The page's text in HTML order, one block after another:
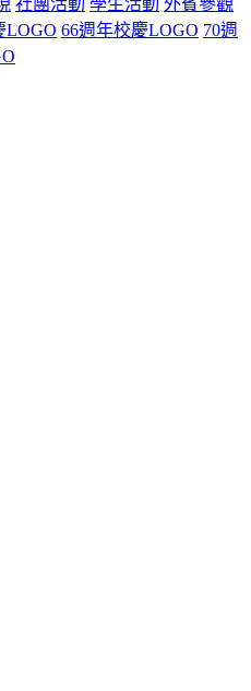
社團活動 學生活動 外賓參觀
LOGO 66週年校慶LOGO 70週